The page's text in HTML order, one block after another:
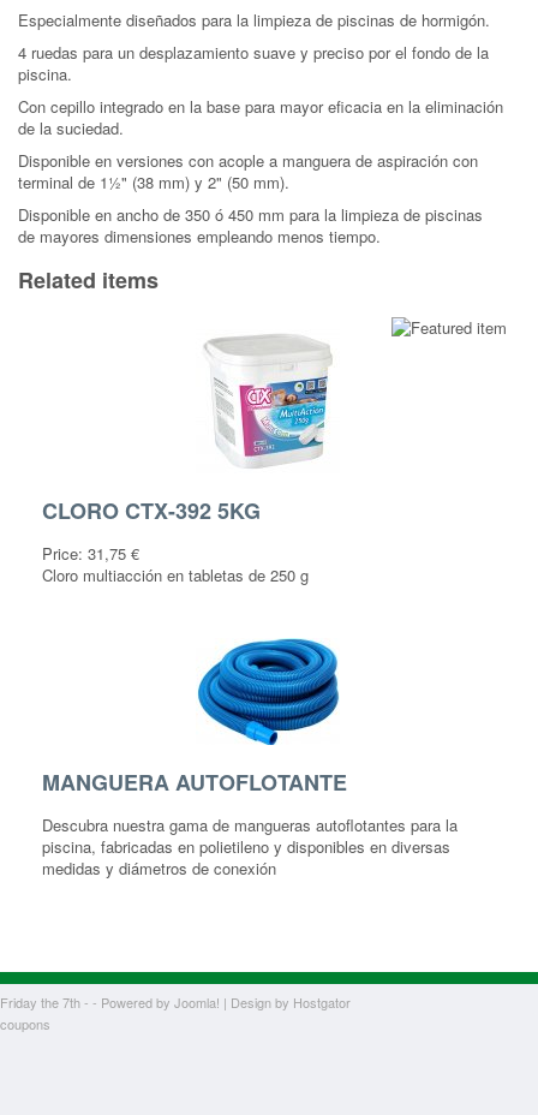
Especialmente diseñados para la limpieza de piscinas de hormigón.
4 ruedas para un desplazamiento suave y preciso por el fondo de la
piscina.
Con cepillo integrado en la base para mayor eficacia en la eliminación
de la suciedad.
Disponible en versiones con acople a manguera de aspiración con
terminal de 1½" (38 mm) y 2" (50 mm).
Disponible en ancho de 350 ó 450 mm para la limpieza de piscinas
de mayores dimensiones empleando menos tiempo.
Related items
CLORO CTX-392 5KG
Price: 31,75 €
Cloro multiacción en tabletas de 250 g
MANGUERA AUTOFLOTANTE
Descubra nuestra gama de mangueras autoflotantes para la
piscina, fabricadas en polietileno y disponibles en diversas
medidas y diámetros de conexión
Friday the 7th - - Powered by Joomla! | Design by Hostgator
coupons